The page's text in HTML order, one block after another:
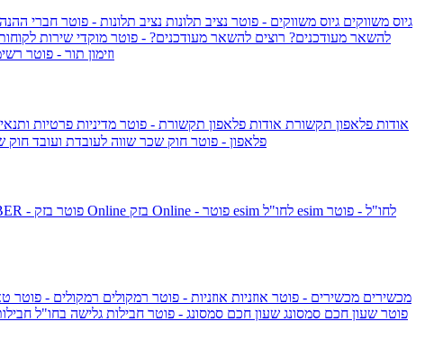
גיוס משווקים גיוס משווקים - פוטר נציב תלונות נציב תלונות - פוטר חברי
להשאר מעודכנים? רוצים להשאר מעודכנים? - פוטר מוקדי שירות
וזימון תור - פוטר
אודות פלאפון תקשורת אודות פלאפון תקשורת - פוטר מדיניות פרטיות
פלאפון - פוטר חוק שכר שווה לעובדת ועובד חוק
yes+FIBER - פוטר בזק Online
esim לחו"ל - פוטר
מכשירים מכשירים - פוטר אוזניות אוזניות - פוטר רמקולים רמקולים - פוטר
שעון Apple Watch Series 10 - פוטר שעון חכם סמסונג שעון חכם סמסונג - פוטר חבילות גלישה בחו"ל